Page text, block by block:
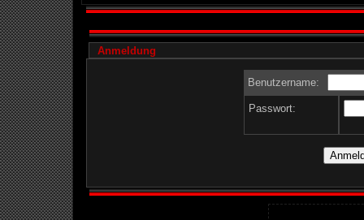
Anmeldung
Benutzername:
Passwort: